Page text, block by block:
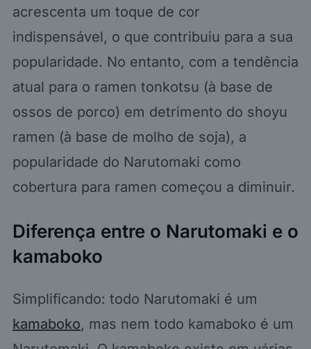
acrescenta um toque de cor
indispensável, o que contribuiu para a sua
popularidade. No entanto, com a tendência
atual para o ramen tonkotsu (à base de
ossos de porco) em detrimento do shoyu
ramen (à base de molho de soja), a
popularidade do Narutomaki como
cobertura para ramen começou a diminuir.
Diferença entre o Narutomaki e o
kamaboko
Simplificando: todo Narutomaki é um
kamaboko, mas nem todo kamaboko é um